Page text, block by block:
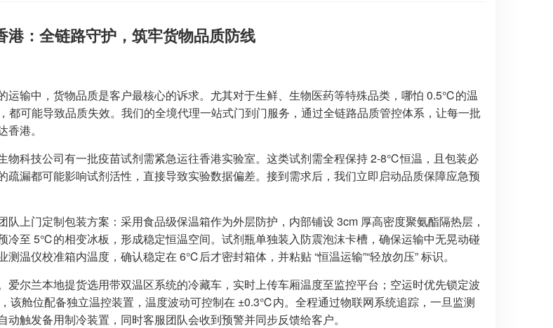
港：全链路守护，筑牢货物品质防线
运输中，货物品质是客户最核心的诉求。尤其对于生鲜、生物医药等特殊品类，哪怕 0.5℃的温
都可能导致品质失效。我们的全境代理一站式门到门服务，通过全链路品质管控体系，让每一批
港。
物科技公司有一批疫苗试剂需紧急运往香港实验室。这类试剂需全程保持 2-8℃恒温，且包装必
疏漏都可能影响试剂活性，直接导致实验数据偏差。接到需求后，我们立即启动品质保障应急预
队上门定制包装方案：采用食品级保温箱作为外层防护，内部铺设 3cm 厚高密度聚氨酯隔热层，
冷至 5℃的相变冰板，形成稳定恒温空间。试剂瓶单独装入防震泡沫卡槽，确保运输中无晃动碰
测温仪校准箱内温度，确认稳定在 6℃后才密封箱体，并粘贴 “恒温运输”“轻放勿压” 标识。
爱尔兰本地提货选用带双温区系统的冷藏车，实时上传车厢温度至监控平台；空运时优先锁定波
该舱位配备独立温控装置，温度波动可控制在 ±0.3℃内。全程通过物联网系统追踪，一旦监测
动触发备用制冷装置，同时客服团队会收到预警并同步反馈给客户。